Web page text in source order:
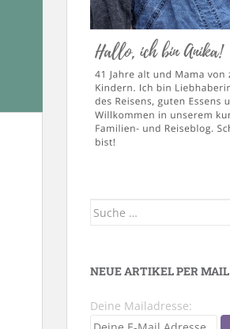
Suche
NEUE ARTIKEL PER MAIL
Deine Mailadresse: